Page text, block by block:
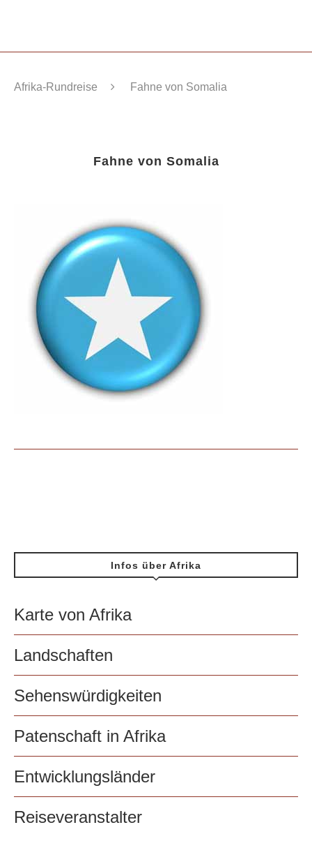
Afrika-Rundreise Fahne von Somalia
Fahne von Somalia
Infos über Afrika
Karte von Afrika
Landschaften
Sehenswürdigkeiten
Patenschaft in Afrika
Entwicklungsländer
Reiseveranstalter